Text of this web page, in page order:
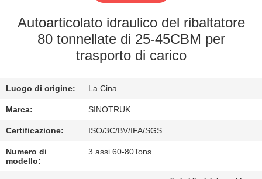
ALLA
FABBRICA
DELLA
QUALITÀ
CONTATTACI
Autoarticolato idraulico del ribaltatore
80 tonnellate di 25-45CBM per
trasporto di carico
Luogo di origine: La Cina
Marca: SINOTRUK
Certificazione: ISO/3C/BV/IFA/SGS
Numero di
modello:
3 assi 60-80Tons